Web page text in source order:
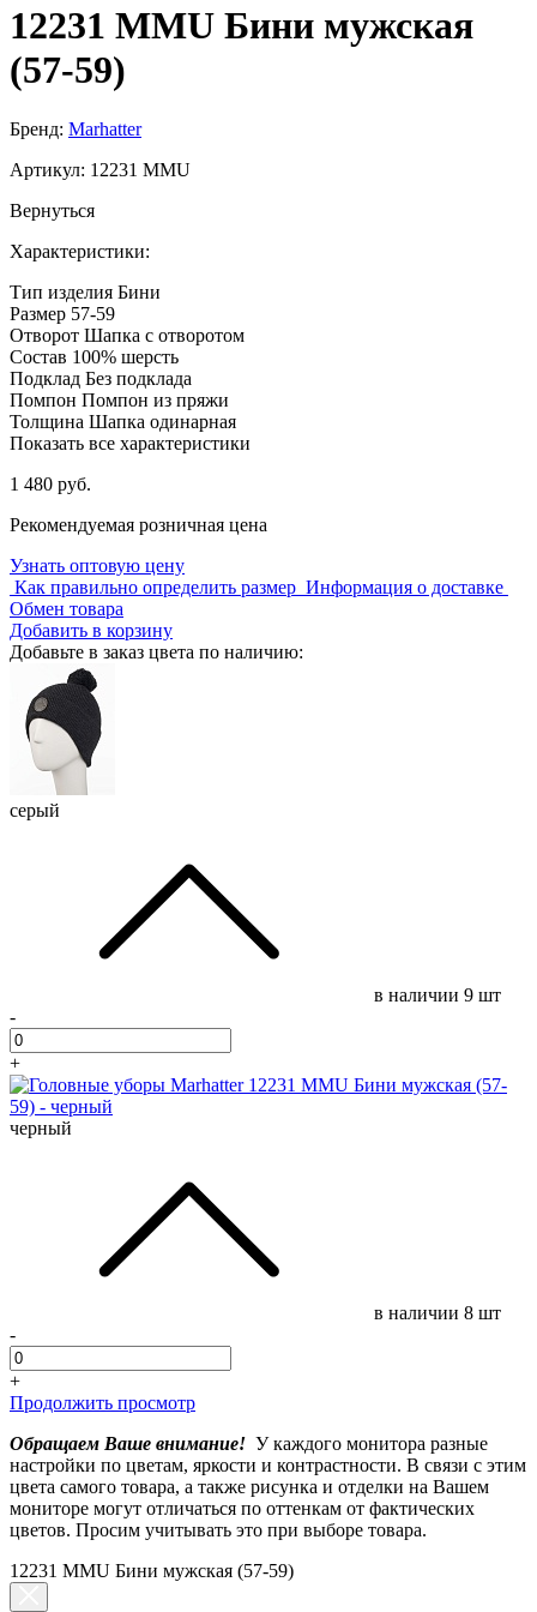
12231 MMU Бини мужская
(57-59)
Бренд: Marhatter
Артикул: 12231 MMU
Вернуться
Характеристики:
Тип изделия Бини
Размер 57-59
Отворот Шапка с отворотом
Состав 100% шерсть
Подклад Без подклада
Помпон Помпон из пряжи
Толщина Шапка одинарная
Показать все характеристики
1 480 руб.
Рекомендуемая розничная цена
Узнать оптовую цену
Как правильно определить размер Информация о доставке
Обмен товара
Добавить в корзину
Добавьте в заказ цвета по наличию:
серый
в наличии 9 шт
-
+
черный
в наличии 8 шт
-
+
Продолжить просмотр
Обращаем Ваше внимание! У каждого монитора разные
настройки по цветам, яркости и контрастности. В связи с этим
цвета самого товара, а также рисунка и отделки на Вашем
мониторе могут отличаться по оттенкам от фактических
цветов. Просим учитывать это при выборе товара.
12231 MMU Бини мужская (57-59)